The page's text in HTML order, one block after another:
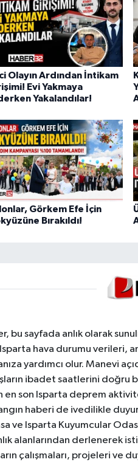
Olayın Ardından İntikam
Evi Yakmaya
Yakalandılar!
Görkem Efe İçin
Bırakıldı!
bu sayfada anlık olarak
hava durumu verileri,
yardımcı olur. Manevi
ibadet saatlerini doğru
son Isparta deprem
haberi de ivedilikle
ve Isparta Kuyumcular
alanlarından derlenerek
çalışmaları, projeleri ve